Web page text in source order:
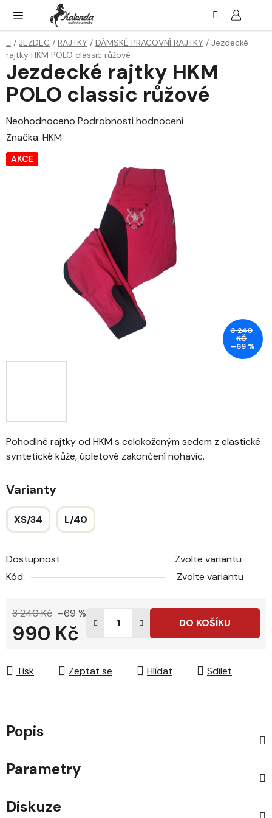
obsah
Domů
/ JEZDEC / RAJTKY / DÁMSKÉ PRACOVNÍ RAJTKY / Jezdecké
rajtky HKM POLO classic růžové
Pohodlné rajtky od HKM s celokoženým sedem z elastické
syntetické kůže, úpletové zakončení nohavic.
Varianty
XS/34 L/40
Dostupnost
Zvolte variantu
Kód:
Zvolte variantu
3 240 Kč –69 %
990 Kč DO KOŠÍKU
Tisk Zeptat se Hlídat Sdílet
Jezdecké rajtky HKM
POLO classic růžové
Průměrné
hodnocení
produktu
je
Neohodnoceno Podrobnosti hodnocení
Značka: HKM
AKCE
3 240
KČ
–69 %
Popis
Parametry
Diskuze